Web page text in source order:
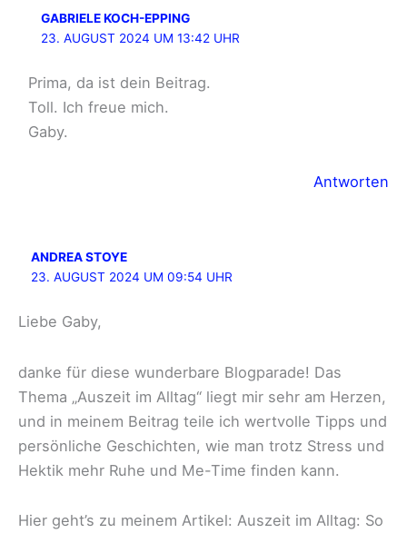
GABRIELE KOCH-EPPING
23. AUGUST 2024 UM 13:42 UHR
Prima, da ist dein Beitrag.
Toll. Ich freue mich.
Gaby.
Antworten
ANDREA STOYE
23. AUGUST 2024 UM 09:54 UHR
Liebe Gaby,
danke für diese wunderbare Blogparade! Das
Thema „Auszeit im Alltag“ liegt mir sehr am Herzen,
und in meinem Beitrag teile ich wertvolle Tipps und
persönliche Geschichten, wie man trotz Stress und
Hektik mehr Ruhe und Me-Time finden kann.
Hier geht’s zu meinem Artikel: Auszeit im Alltag: So